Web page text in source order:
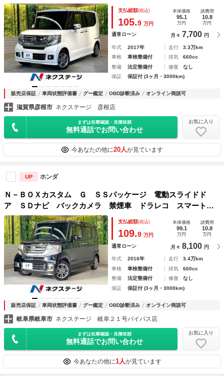
オートエアコン ＨＩＤヘッド 純正１４ＡＷ ブラックイン
テリア ステアリングスイッチ アイドリングストップ スマ
ートキー 禁煙車
支払総額(税込)
105.9 万円
本体価格
95.1
万円
諸費用
10.8
万円
通常ローン 月々 7,700 円
年式 2017年 走行
3.3万km
車検
車検整備付 排気
660cc
整備
法定整備付 修復
なし
保証
保証付 (3ヶ月・3000km)
販売店保証 車両状態評価書 グー鑑定 OBD診断済み オンライン商談可
滋賀県彦根市 ネクステージ 彦根店
まずは在庫確認・見積依頼
無料通話でお問い合わせ
お気に入り
今あなたの他に20人が見ています
UP ホンダ
Ｎ－ＢＯＸカスタム Ｇ ＳＳパッケージ 電動スライドド
ア ＳＤナビ バックカメラ 禁煙車 ドラレコ スマートキ
ー ＨＩＤヘッド ビルトインＥＴＣ 純正１４インチアル
ミ 車線逸脱警報 オートライト オートエアコン Ｂｌｕｅ
ｔｏｏｔｈ ＣＤ
支払総額(税込)
109.9 万円
本体価格
99.1
万円
諸費用
10.8
万円
通常ローン 月々 8,100 円
年式 2016年 走行
3.4万km
車検
車検整備付 排気
660cc
整備
法定整備付 修復
なし
保証
保証付 (3ヶ月・3000km)
販売店保証 車両状態評価書 グー鑑定 OBD診断済み オンライン商談可
岐阜県岐阜市 ネクステージ 岐阜２１号バイパス店
まずは在庫確認・見積依頼
無料通話でお問い合わせ
お気に入り
今あなたの他に1人が見ています